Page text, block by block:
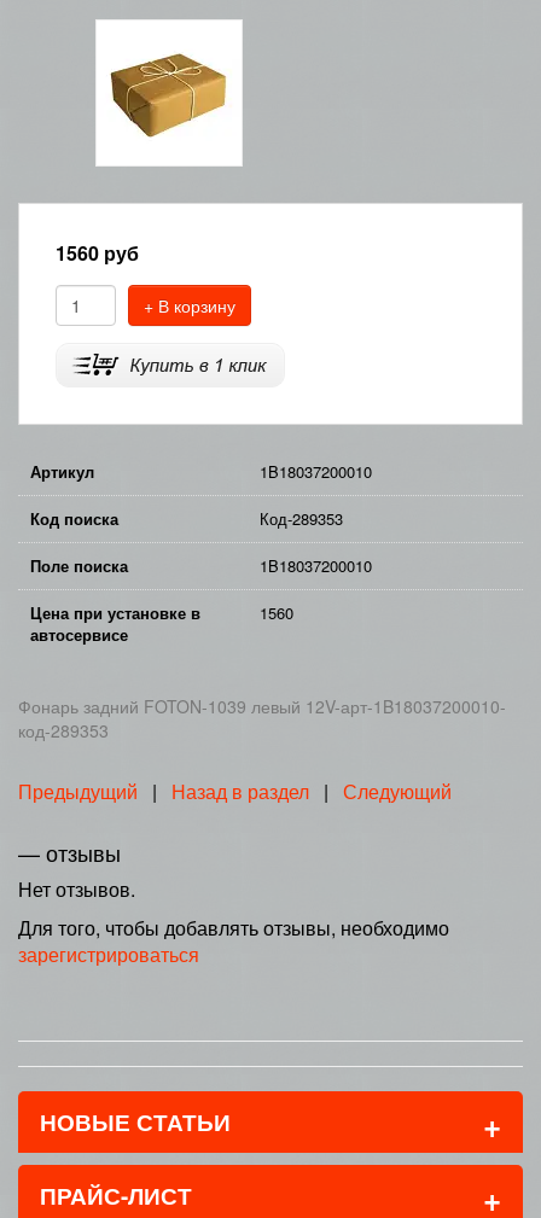
1560 руб
+ В корзину
Артикул 1B18037200010
Код поиска Код-289353
Поле поиска 1B18037200010
Цена при установке в
автосервисе
1560
Фонарь задний FOTON-1039 левый 12V-арт-1B18037200010-
код-289353
Предыдущий | Назад в раздел | Следующий
— отзывы
Нет отзывов.
Для того, чтобы добавлять отзывы, необходимо
зарегистрироваться
НОВЫЕ СТАТЬИ +
ПРАЙС-ЛИСТ +